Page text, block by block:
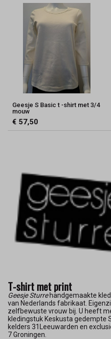
Keskusta
Geesje S Basic t -shirt met 3/4
mouw
€ 57,50
T-shirt met print
Geesje Sturrehandgemaakte
van Nederlands fabrikaat.
zelfbewuste vrouw bij. U heeft
kledingstuk Keskusta gedempte
kelders 31Leeuwarden en
7 Groningen.